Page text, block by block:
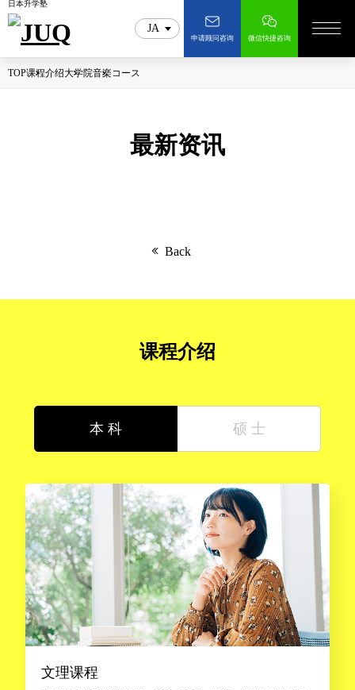
日本升学塾
JA
申请顾问咨询 微信快捷咨询
TOP课程介绍大学院音楽コース
最新资讯
Back
课程介绍
本 科 硕 士
文理课程